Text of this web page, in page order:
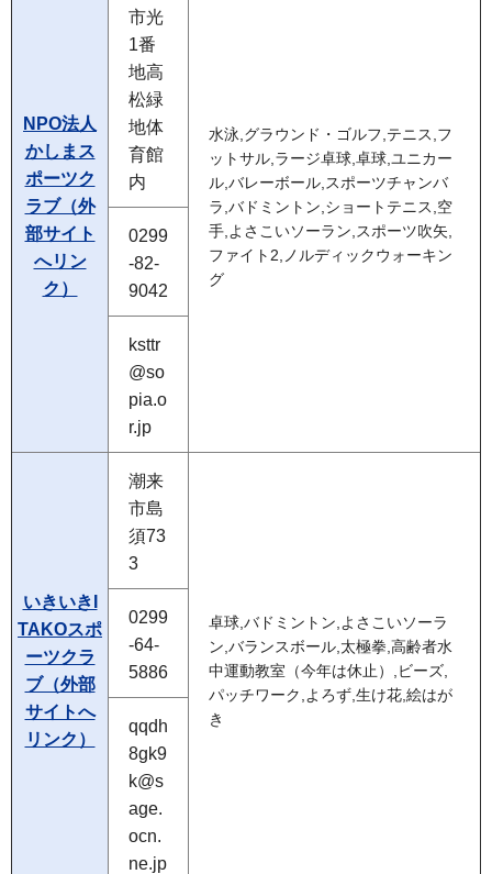
NPO法人
かしまス
ポーツク
ラブ（外
部サイト
へリン
ク）
市光
1番
地高
松緑
地体
育館
内
水泳,グラウンド・ゴルフ,テニス,フ
ットサル,ラージ卓球,卓球,ユニカー
ル,バレーボール,スポーツチャンバ
ラ,バドミントン,ショートテニス,空
手,よさこいソーラン,スポーツ吹矢,
ファイト2,ノルディックウォーキン
グ
0299
-82-
9042
ksttr
@so
pia.o
r.jp
いきいきI
TAKOスポ
ーツクラ
ブ（外部
サイトへ
リンク）
潮来
市島
須73
3
卓球,バドミントン,よさこいソーラ
ン,バランスボール,太極拳,高齢者水
中運動教室（今年は休止）,ビーズ,
パッチワーク,よろず,生け花,絵はが
き
0299
-64-
5886
qqdh
8gk9
k@s
age.
ocn.
ne.jp